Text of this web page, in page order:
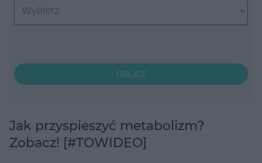
OBLICZ
Jak przyspieszyć metabolizm?
Zobacz! [#TOWIDEO]